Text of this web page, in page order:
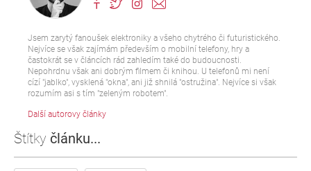
Jsem zarytý fanoušek elektroniky a všeho chytrého či futuristického.
Nejvíce se však zajímám především o mobilní telefony, hry a
častokrát se v článcích rád zahledím také do budoucnosti.
Nepohrdnu však ani dobrým filmem či knihou. U telefonů mi není
cízí "jablko", vysklená "okna", ani již shnilá "ostružina". Nejvíce si však
rozumím asi s tím "zeleným robotem".
Další autorovy články
Štítky článku...